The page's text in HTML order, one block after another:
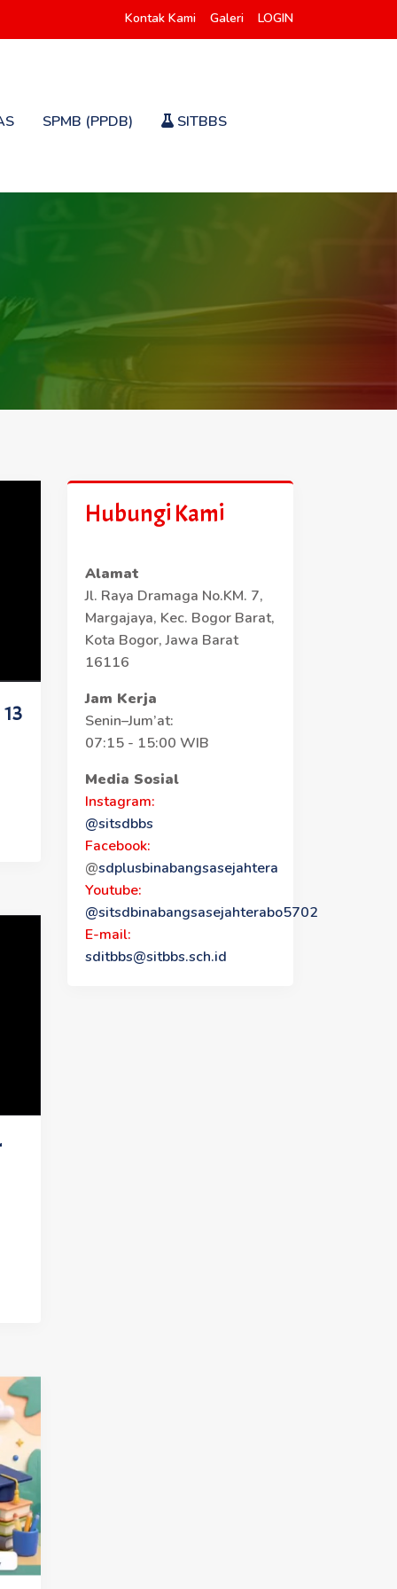
Kontak Kami Galeri LOGIN
SPMB (PPDB) SITBBS
Hubungi Kami
Alamat
Jl. Raya Dramaga No.KM. 7,
Margajaya, Kec. Bogor Barat,
Kota Bogor, Jawa Barat
16116
Jam Kerja
Senin–Jum’at:
07:15 - 15:00 WIB
Media Sosial
Instagram:
@sitsdbbs
Facebook:
@sdplusbinabangsasejahtera
Youtube:
@sitsdbinabangsasejahterabo5702
E-mail:
sditbbs@sitbbs.sch.id